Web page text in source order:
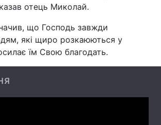
Війна
Політика
отець Миколай.
що Господь завжди
які щиро розкаюються у
їм Свою благодать.